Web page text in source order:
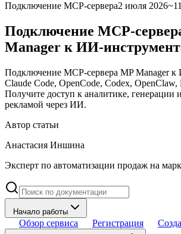
Подключение MCP-сервера2 июля 2026
Подключение MCP-
Manager к ИИ-
Подключение MCP-сервера MP Manager
Claude Code, OpenCode, Codex, OpenClaw,
Получите доступ к аналитике, генерации
рекламой через ИИ.
Автор статьи
Анастасия Иншина
Эксперт по автоматизации продаж на
Начало работы
Обзор сервиса Регистрация